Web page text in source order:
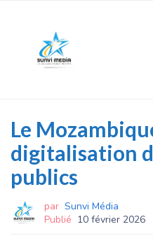
Le
digitalisation
publics
par Sunvi Média
Publié 10 février 2026